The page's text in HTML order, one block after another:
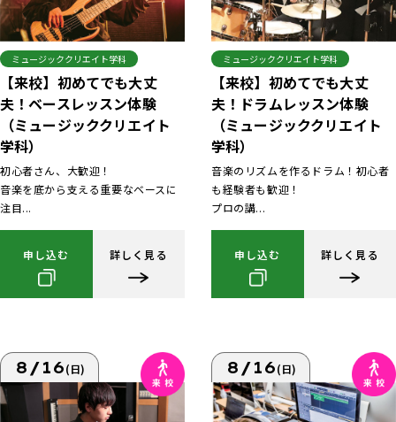
ミュージッククリエイト学科
【来校】初めてでも大丈
夫！ベースレッスン体験
（ミュージッククリエイト
学科）
初心者さん、大歓迎！
音楽を底から支える重要なベースに
注目...
申し込む 詳しく見る
ミュージッククリエイト学科
【来校】初めてでも大丈
夫！ドラムレッスン体験
（ミュージッククリエイト
学科）
音楽のリズムを作るドラム！初心者
も経験者も歓迎！
プロの講...
申し込む 詳しく見る
8/16(日) 8/16(日)